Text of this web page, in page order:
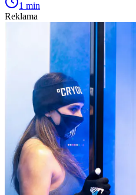
1 min
Reklama